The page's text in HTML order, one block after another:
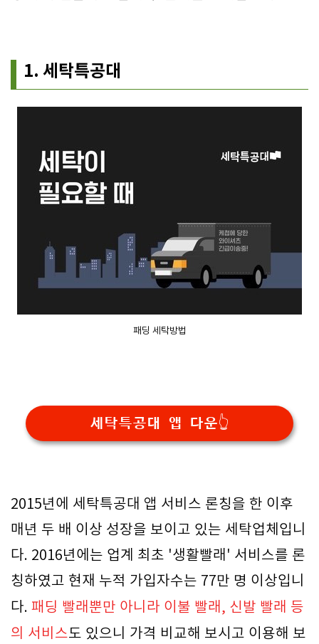
1. 세탁특공대
패딩 세탁방법
세탁특공대 앱 다운👆
2015년에 세탁특공대 앱 서비스 론칭을 한 이후
매년 두 배 이상 성장을 보이고 있는 세탁업체입니
다. 2016년에는 업계 최초 '생활빨래' 서비스를 론
칭하였고 현재 누적 가입자수는 77만 명 이상입니
다. 패딩 빨래뿐만 아니라 이불 빨래, 신발 빨래 등
의 서비스도 있으니 가격 비교해 보시고 이용해 보